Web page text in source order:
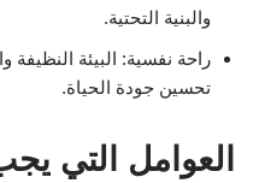
والبنية التحتية.
راحة نفسية: البيئة
تحسين جودة الحياة.
العوامل التي